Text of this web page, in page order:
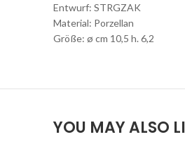
Entwurf: STRGZAK
Material: Porzellan
Größe: ø cm 10,5 h. 6,2
YOU MAY ALSO